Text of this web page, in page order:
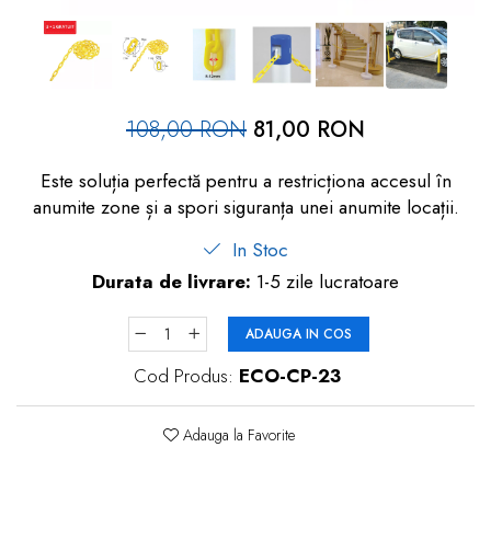
dopuri de urechi
Produse îngrijire copii
108,00 RON 81,00 RON
Este soluția perfectă pentru a restricționa accesul în
anumite zone și a spori siguranța unei anumite locații.
In Stoc
Durata de livrare: 1-5 zile lucratoare
ADAUGA IN COS
Cod Produs: ECO-CP-23
Adauga la Favorite